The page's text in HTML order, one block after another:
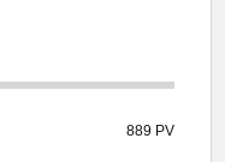
889 PV